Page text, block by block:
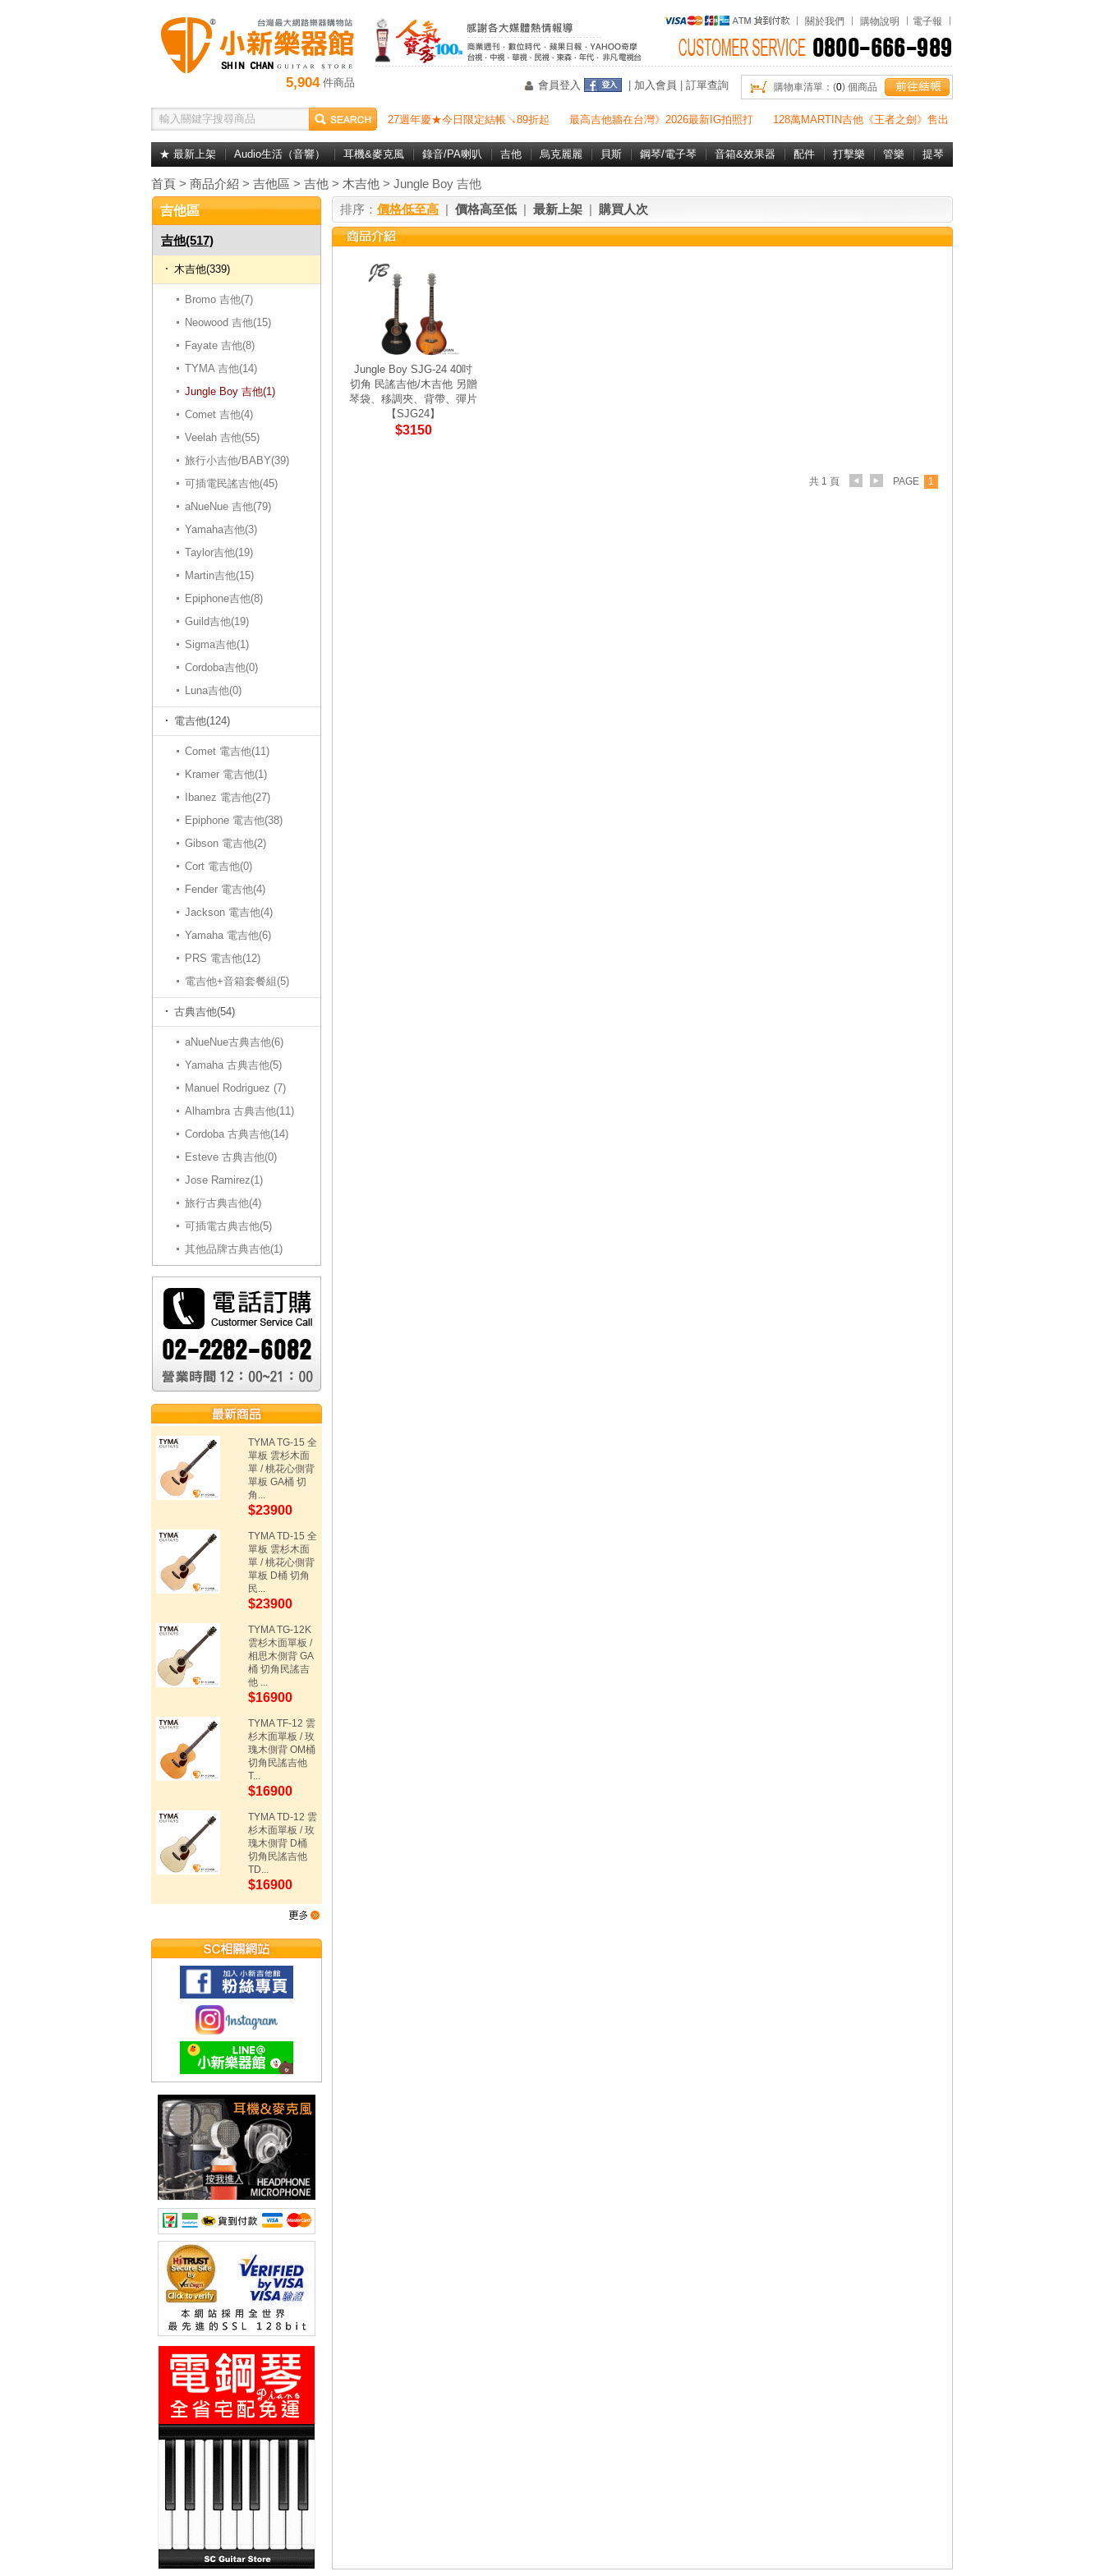
5,904件商品
關於我們 購物說明 電子報
購物車清單：(0) 個商品
會員登入 加入會員 訂單查詢
27週年慶★今日限定結帳↘89折起 最高吉他牆在台灣》2026最新IG拍照打 128萬MARTIN吉他《王者之劍》售出
★ 最新上架 Audio生活（音響） 耳機&麥克風 錄音/PA喇叭 吉他 烏克麗麗 貝斯 鋼琴/電子琴 音箱&效果器 配件 打擊樂 管樂 提琴
首頁 > 商品介紹 > 吉他區 > 吉他 > 木吉他 > Jungle Boy 吉他
吉他區
吉他(517)
木吉他(339)
Bromo 吉他(7)
Neowood 吉他(15)
Fayate 吉他(8)
TYMA 吉他(14)
Jungle Boy 吉他(1)
Comet 吉他(4)
Veelah 吉他(55)
旅行小吉他/BABY(39)
可插電民謠吉他(45)
aNueNue 吉他(79)
Yamaha吉他(3)
Taylor吉他(19)
Martin吉他(15)
Epiphone吉他(8)
Guild吉他(19)
Sigma吉他(1)
Cordoba吉他(0)
Luna吉他(0)
電吉他(124)
Comet 電吉他(11)
Kramer 電吉他(1)
Ibanez 電吉他(27)
Epiphone 電吉他(38)
Gibson 電吉他(2)
Cort 電吉他(0)
Fender 電吉他(4)
Jackson 電吉他(4)
Yamaha 電吉他(6)
PRS 電吉他(12)
電吉他+音箱套餐組(5)
古典吉他(54)
aNueNue古典吉他(6)
Yamaha 古典吉他(5)
Manuel Rodriguez (7)
Alhambra 古典吉他(11)
Cordoba 古典吉他(14)
Esteve 古典吉他(0)
Jose Ramirez(1)
旅行古典吉他(4)
可插電古典吉他(5)
其他品牌古典吉他(1)
TYMA TG-15 全
單板 雲杉木面
單 / 桃花心側背
單板 GA桶 切
角...
$23900
TYMA TD-15 全
單板 雲杉木面
單 / 桃花心側背
單板 D桶 切角
民...
$23900
TYMA TG-12K
雲杉木面單板 /
相思木側背 GA
桶 切角民謠吉
他 ...
$16900
TYMA TF-12 雲
杉木面單板 / 玫
瑰木側背 OM桶
切角民謠吉他
T...
$16900
TYMA TD-12 雲
杉木面單板 / 玫
瑰木側背 D桶
切角民謠吉他
TD...
$16900
排序： 價格低至高 | 價格高至低 | 最新上架 | 購買人次
Jungle Boy SJG-24 40吋
切角 民謠吉他/木吉他 另贈
琴袋、移調夾、背帶、彈片
【SJG24】
$3150
共 1 頁 PAGE 1